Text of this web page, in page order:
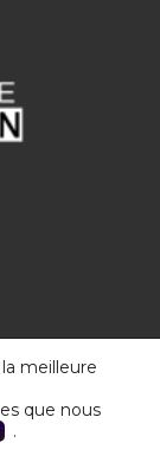
meilleure
que nous
.